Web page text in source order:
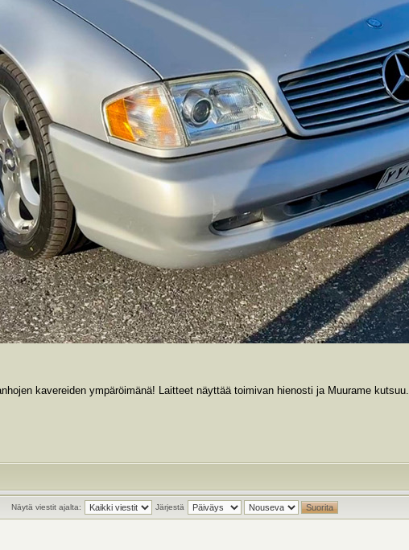
kavereiden ympäröimänä! Laitteet näyttää toimivan hienosti ja Muurame kutsuu.
Näytä viestit ajalta: Järjestä